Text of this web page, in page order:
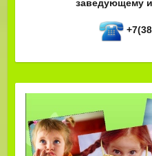
заведующему